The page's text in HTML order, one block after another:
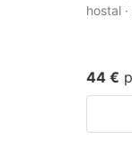
hostal
44 €